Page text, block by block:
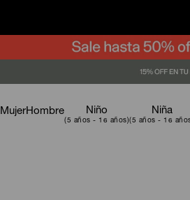
MujerHombre Niño Niña